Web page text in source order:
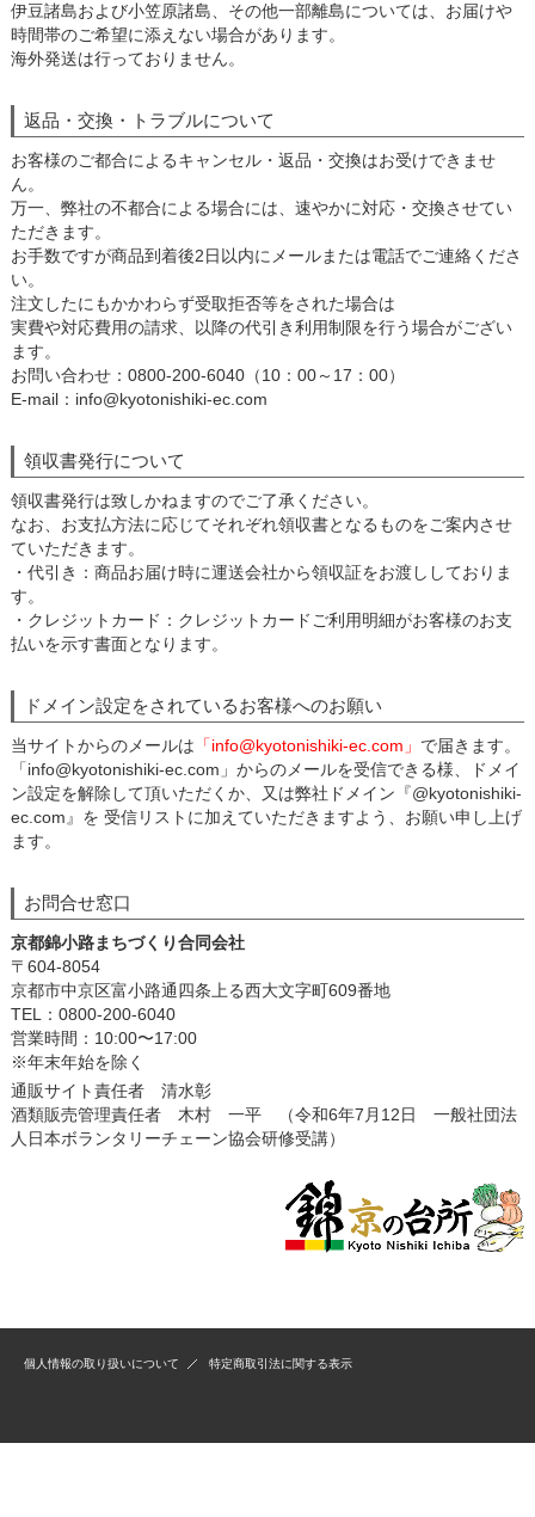
伊豆諸島および小笠原諸島、その他一部離島については、お届けや
時間帯のご希望に添えない場合があります。
海外発送は行っておりません。
返品・交換・トラブルについて
お客様のご都合によるキャンセル・返品・交換はお受けできませ
ん。
万一、弊社の不都合による場合には、速やかに対応・交換させてい
ただきます。
お手数ですが商品到着後2日以内にメールまたは電話でご連絡くださ
い。
注文したにもかかわらず受取拒否等をされた場合は
実費や対応費用の請求、以降の代引き利用制限を行う場合がござい
ます。
お問い合わせ：0800-200-6040（10：00～17：00）
E-mail：info@kyotonishiki-ec.com
領収書発行について
領収書発行は致しかねますのでご了承ください。
なお、お支払方法に応じてそれぞれ領収書となるものをご案内させ
ていただきます。
・代引き：商品お届け時に運送会社から領収証をお渡ししておりま
す。
・クレジットカード：クレジットカードご利用明細がお客様のお支
払いを示す書面となります。
ドメイン設定をされているお客様へのお願い
当サイトからのメールは 「info@kyotonishiki-ec.com」 で届きます。
「info@kyotonishiki-ec.com」からのメールを受信できる様、ドメイ
ン設定を解除して頂いただくか、又は弊社ドメイン『@kyotonishiki-
ec.com』を 受信リストに加えていただきますよう、お願い申し上げ
ます。
お問合せ窓口
京都錦小路まちづくり合同会社
〒604-8054
京都市中京区富小路通四条上る西大文字町609番地
TEL：0800-200-6040
営業時間：10:00〜17:00
※年末年始を除く
通販サイト責任者 清水彰
酒類販売管理責任者 木村 一平 （令和6年7月12日 一般社団法
人日本ボランタリーチェーン協会研修受講）
個人情報の取り扱いについて 特定商取引法に関する表示